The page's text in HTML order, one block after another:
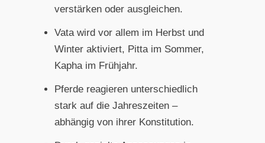
verstärken oder ausgleichen.
Vata wird vor allem im Herbst und
Winter aktiviert, Pitta im Sommer,
Kapha im Frühjahr.
Pferde reagieren unterschiedlich
stark auf die Jahreszeiten –
abhängig von ihrer Konstitution.